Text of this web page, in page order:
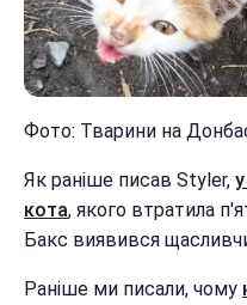
Фото: Тварини на
Як раніше писав Styler,
кота, якого втратила
Бакс виявився
Раніше ми писали, чому